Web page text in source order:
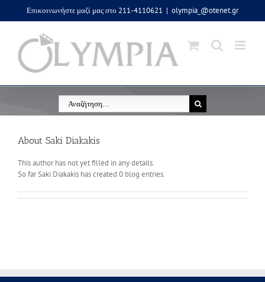
Επικοινωνήστε μαζί μας στο 211-4110621 | olympia_@otenet.gr
Αναζήτηση
για:
About Saki Diakakis
This author has not yet filled in any details.
So far Saki Diakakis has created 0 blog entries.